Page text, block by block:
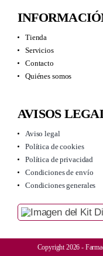
Tienda
Servicios
Contacto
Quiénes somos
AVISOS
Aviso legal
Política de cookies
Política de privacidad
Condiciones de envío
Condiciones generales
Copyright 2026 -